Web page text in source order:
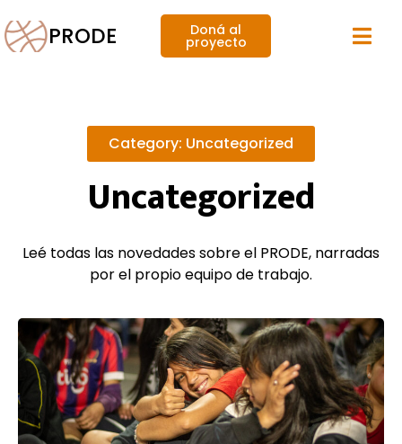
PRODE Doná al
proyecto
Category: Uncategorized
Uncategorized
Leé todas las novedades sobre el PRODE, narradas
por el propio equipo de trabajo.